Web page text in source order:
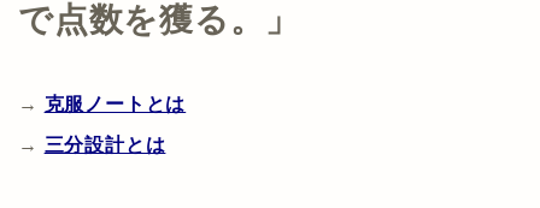
で点数を獲る。」
→ 克服ノートとは
→ 三分設計とは